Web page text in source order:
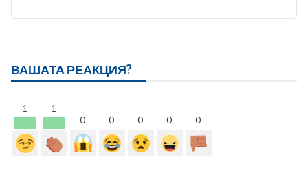
ВАШАТА РЕАКЦИЯ?
1
1
0
0 0 0 0